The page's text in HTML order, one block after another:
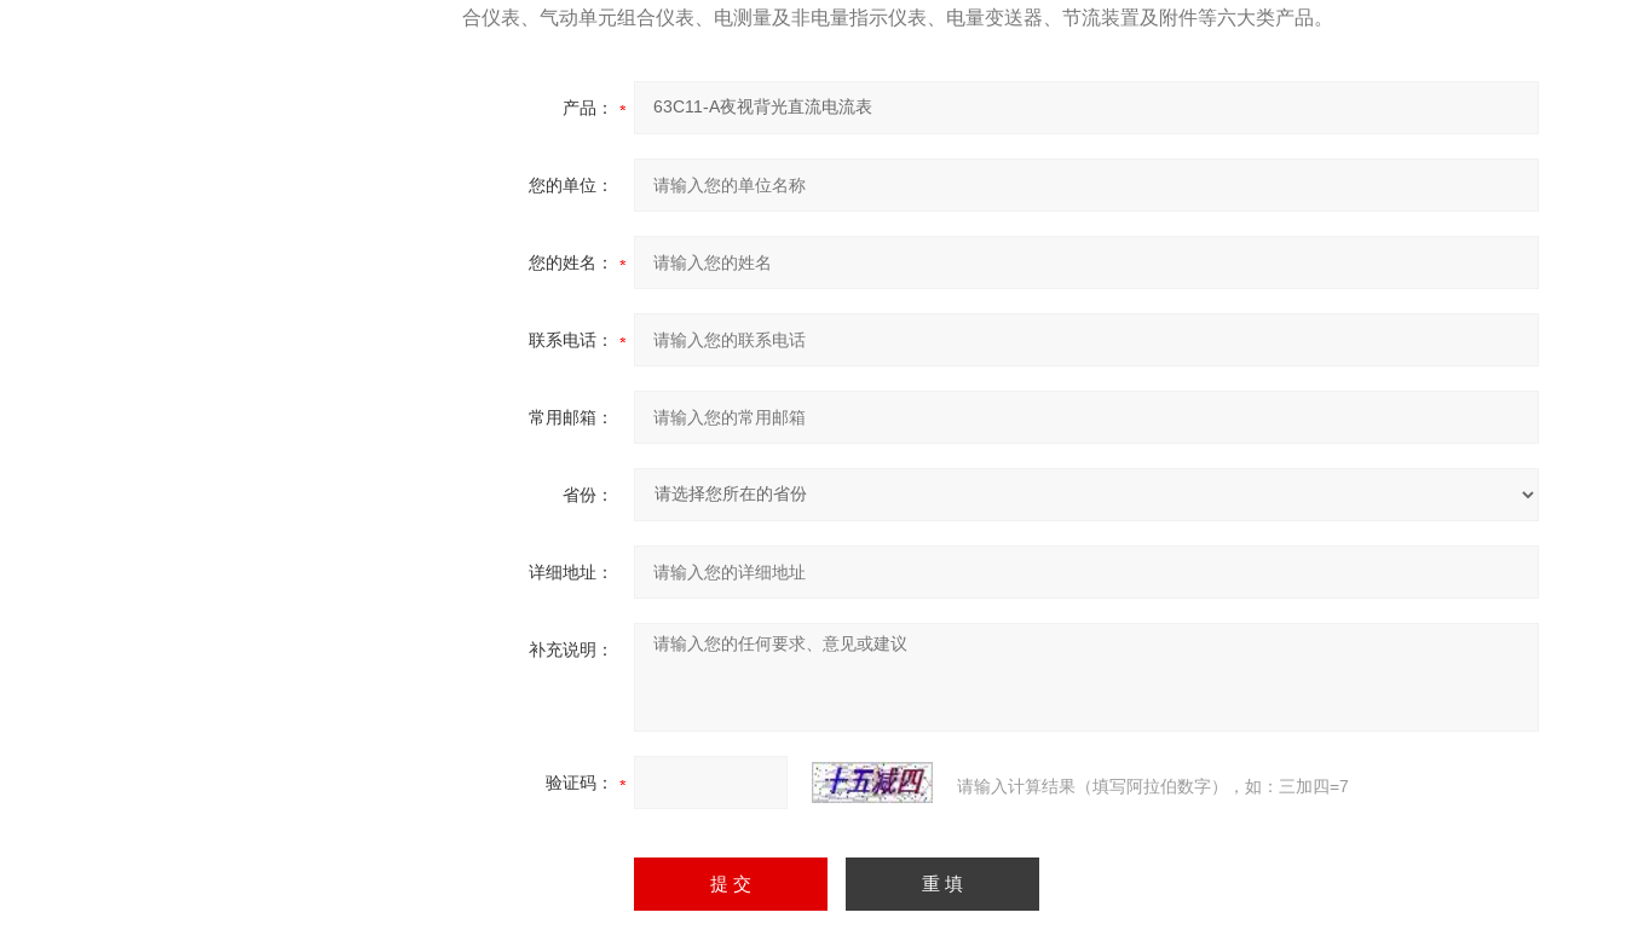
合仪表、气动单元组合仪表、电测量及非电量指示仪表、电量变送器、节流装置及附件等六大类产品。
产品：
您的单位：
您的姓名：
联系电话：
常用邮箱：
省份：
详细地址：
补充说明：
验证码： 请输入计算结果（填写阿拉伯数字），如：三加四=7